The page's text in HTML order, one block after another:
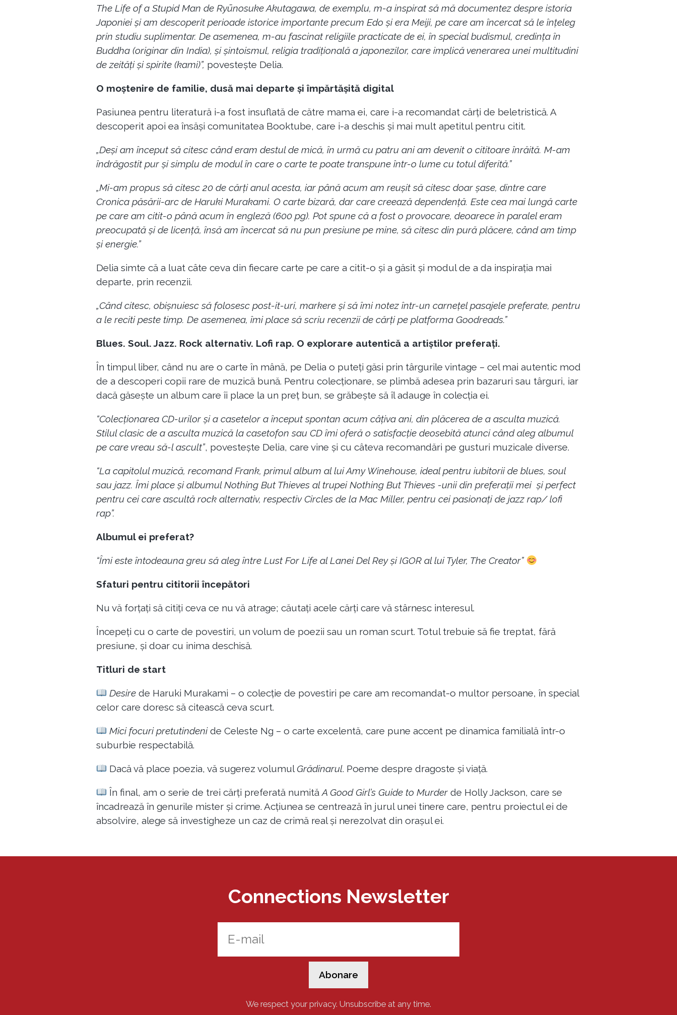
The Life of a Stupid Man de Ryūnosuke Akutagawa, de exemplu, m-a inspirat să mă documentez despre istoria
Japoniei și am descoperit perioade istorice importante precum Edo și era Meiji, pe care am încercat să le înțeleg
prin studiu suplimentar. De asemenea, m-au fascinat religiile practicate de ei, în special budismul, credința în
Buddha (originar din India), și șintoismul, religia tradițională a japonezilor, care implică venerarea unei multitudini
de zeități și spirite (kami)”, povestește Delia.
O moștenire de familie, dusă mai departe și împărtășită digital
Pasiunea pentru literatură i-a fost insuflată de către mama ei, care i-a recomandat cărți de beletristică. A
descoperit apoi ea însăși comunitatea Booktube, care i-a deschis și mai mult apetitul pentru citit.
„Deși am început să citesc când eram destul de mică, în urmă cu patru ani am devenit o cititoare înrăită. M-am
îndrăgostit pur și simplu de modul în care o carte te poate transpune într-o lume cu totul diferită.”
„Mi-am propus să citesc 20 de cărți anul acesta, iar până acum am reușit să citesc doar șase, dintre care
Cronica păsării-arc de Haruki Murakami. O carte bizară, dar care creează dependență. Este cea mai lungă carte
pe care am citit-o până acum în engleză (600 pg). Pot spune că a fost o provocare, deoarece în paralel eram
preocupată și de licență, însă am încercat să nu pun presiune pe mine, să citesc din pură plăcere, când am timp
și energie.”
Delia simte că a luat câte ceva din fiecare carte pe care a citit-o și a găsit și modul de a da inspirația mai
departe, prin recenzii.
„Când citesc, obișnuiesc să folosesc post-it-uri, markere și să îmi notez într-un carnețel pasajele preferate, pentru
a le reciti peste timp. De asemenea, îmi place să scriu recenzii de cărți pe platforma Goodreads.”
Blues. Soul. Jazz. Rock alternativ. Lofi rap. O explorare autentică a artiștilor preferați.
În timpul liber, când nu are o carte în mână, pe Delia o puteți găsi prin târgurile vintage – cel mai autentic mod
de a descoperi copii rare de muzică bună. Pentru colecționare, se plimbă adesea prin bazaruri sau târguri, iar
dacă găsește un album care îi place la un preț bun, se grăbește să îl adauge în colecția ei.
“Colecționarea CD-urilor și a casetelor a început spontan acum câțiva ani, din plăcerea de a asculta muzică.
Stilul clasic de a asculta muzică la casetofon sau CD îmi oferă o satisfacție deosebită atunci când aleg albumul
pe care vreau să-l ascult”, povestește Delia, care vine și cu câteva recomandări pe gusturi muzicale diverse.
“La capitolul muzică, recomand Frank, primul album al lui Amy Winehouse, ideal pentru iubitorii de blues, soul
sau jazz. Îmi place și albumul Nothing But Thieves al trupei Nothing But Thieves -unii din preferații mei și perfect
pentru cei care ascultă rock alternativ, respectiv Circles de la Mac Miller, pentru cei pasionați de jazz rap/ lofi
rap”.
Albumul ei preferat?
“Îmi este întodeauna greu să aleg între Lust For Life al Lanei Del Rey și IGOR al lui Tyler, The Creator”
Sfaturi pentru cititorii începători
Nu vă forțați să citiți ceva ce nu vă atrage; căutați acele cărți care vă stârnesc interesul.
Începeți cu o carte de povestiri, un volum de poezii sau un roman scurt. Totul trebuie să fie treptat, fără
presiune, și doar cu inima deschisă.
Titluri de start
Desire de Haruki Murakami – o colecție de povestiri pe care am recomandat-o multor persoane, în special
celor care doresc să citească ceva scurt.
Mici focuri pretutindenide Celeste Ng – o carte excelentă, care pune accent pe dinamica familială într-o
suburbie respectabilă.
Dacă vă place poezia, vă sugerez volumul Grădinarul. Poeme despre dragoste și viață.
În final, am o serie de trei cărți preferată numităA Good Girl’s Guide to Murder de Holly Jackson, care se
încadrează în genurile mister și crime. Acțiunea se centrează în jurul unei tinere care, pentru proiectul ei de
absolvire, alege să investigheze un caz de crimă real și nerezolvat din orașul ei.
Connections Newsletter
We respect your privacy. Unsubscribe at any time.